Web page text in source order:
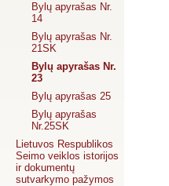
Bylų apyrašas Nr.
14
Bylų apyrašas Nr.
21SK
Bylų apyrašas Nr.
23
Bylų apyrašas 25
Bylų apyrašas
Nr.25SK
Lietuvos Respublikos
Seimo veiklos istorijos
ir dokumentų
sutvarkymo pažymos